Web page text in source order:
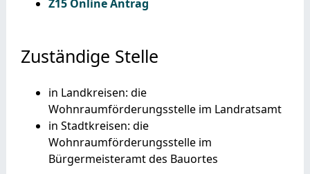
Z15 Online Antrag
Zuständige Stelle
in Landkreisen: die
Wohnraumförderungsstelle im Landratsamt
in Stadtkreisen: die
Wohnraumförderungsstelle im
Bürgermeisteramt des Bauortes